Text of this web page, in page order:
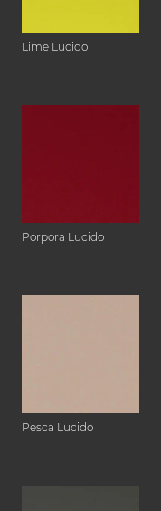
Lime Lucido
Porpora Lucido
Pesca Lucido